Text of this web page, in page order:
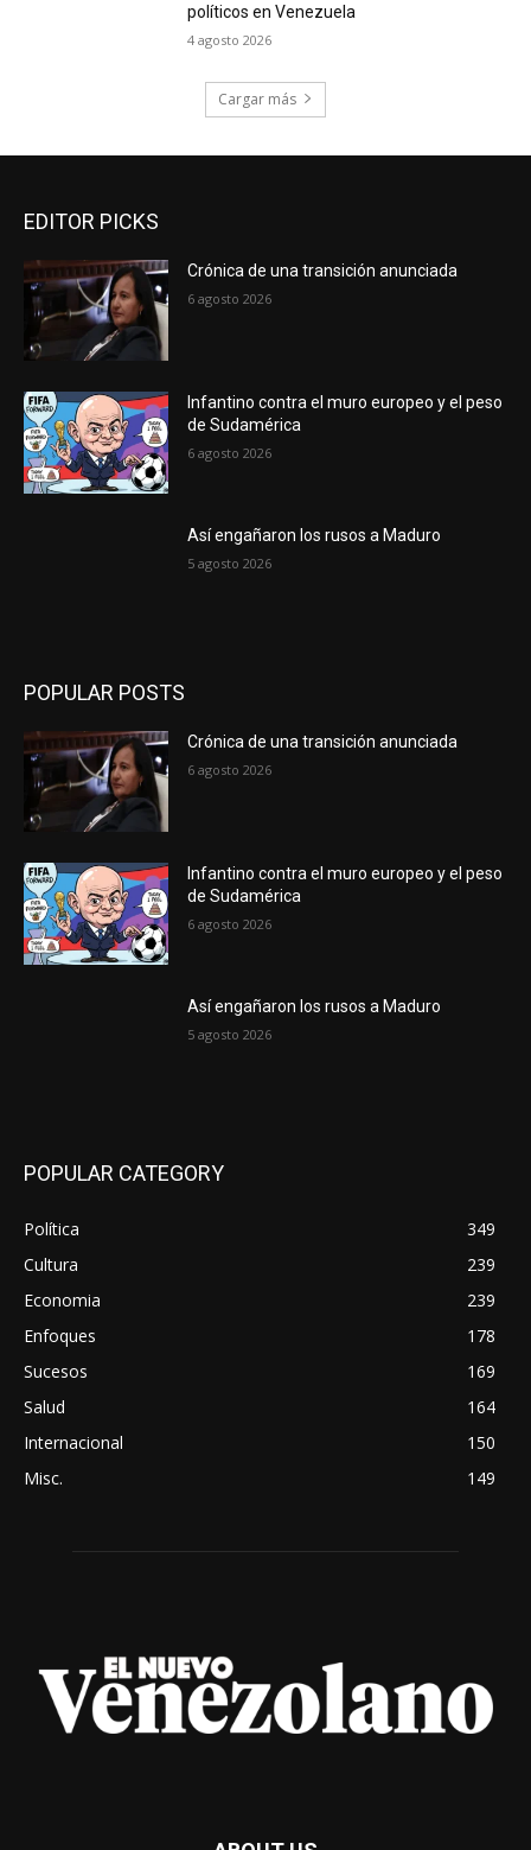
políticos en Venezuela
4 agosto 2026
Cargar más
EDITOR PICKS
Crónica de una transición anunciada
6 agosto 2026
Infantino contra el muro europeo y el peso
de Sudamérica
6 agosto 2026
Así engañaron los rusos a Maduro
5 agosto 2026
POPULAR POSTS
Crónica de una transición anunciada
6 agosto 2026
Infantino contra el muro europeo y el peso
de Sudamérica
6 agosto 2026
Así engañaron los rusos a Maduro
5 agosto 2026
POPULAR CATEGORY
Política
349
Cultura
239
Economia
239
Enfoques
178
Sucesos
169
Salud
164
Internacional
150
Misc.
149